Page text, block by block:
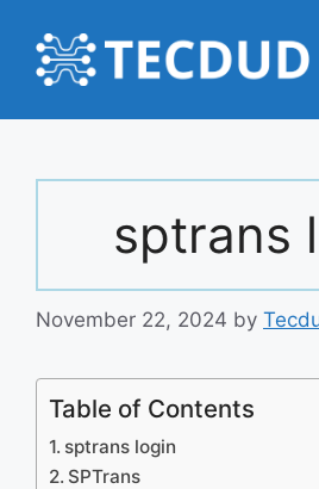
content
sptrans
November 22, 2024 by
Table of Contents
sptrans login
SPTrans